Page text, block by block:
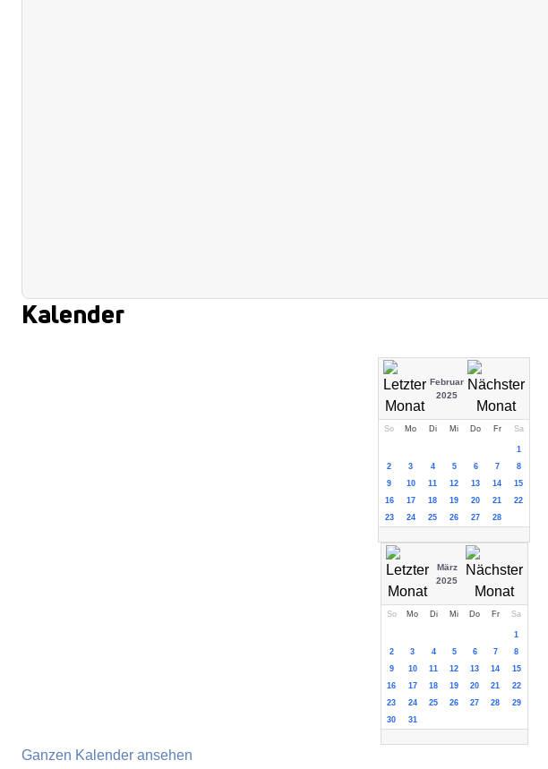
Kalender
Februar
2025
So Mo Di Mi Do Fr Sa
1
2
3 4 5 6 7
8
9
10 11 12 13 14
15
16
17 18 19 20 21
22
23
24 25 26 27 28
März
2025
So Mo Di Mi Do Fr Sa
1
2
3 4 5 6 7
8
9
10 11 12 13 14
15
16
17 18 19 20 21
22
23
24 25 26 27 28
29
30
31
Ganzen Kalender ansehen